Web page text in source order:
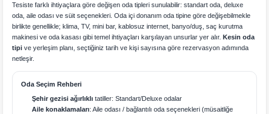
Tesiste farklı ihtiyaçlara göre değişen oda tipleri sunulabilir: standart oda, deluxe
oda, aile odası ve süit seçenekleri. Oda içi donanım oda tipine göre değişebilmekle
birlikte genellikle; klima, TV, mini bar, kablosuz internet, banyo/duş, saç kurutma
makinesi ve oda kasası gibi temel ihtiyaçları karşılayan unsurlar yer alır.Kesin oda
tipi ve yerleşim planı, seçtiğiniz tarih ve kişi sayısına göre rezervasyon adımında
netleşir.
Oda Seçim Rehberi
Şehir gezisi ağırlıklı tatiller: Standart/Deluxe odalar
Aile konaklamaları: Aile odası / bağlantılı oda seçenekleri (müsaitliğe